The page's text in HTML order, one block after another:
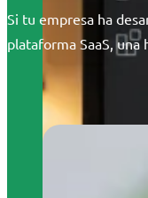
Si tu empresa ha
plataforma SaaS, una